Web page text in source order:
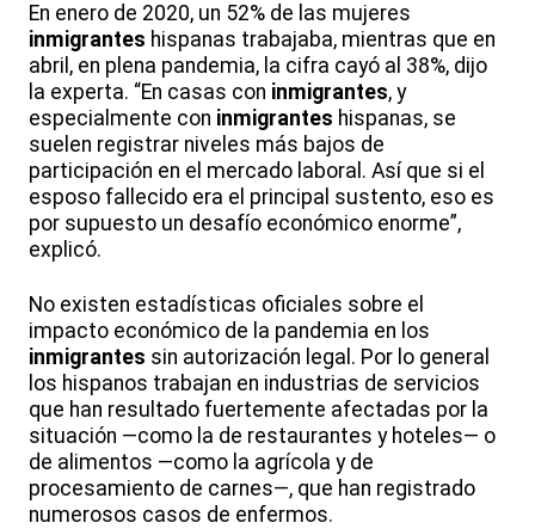
En enero de 2020, un 52% de las mujeres
inmigrantes hispanas trabajaba, mientras que en
abril, en plena pandemia, la cifra cayó al 38%, dijo
la experta. “En casas con inmigrantes, y
especialmente con inmigrantes hispanas, se
suelen registrar niveles más bajos de
participación en el mercado laboral. Así que si el
esposo fallecido era el principal sustento, eso es
por supuesto un desafío económico enorme”,
explicó.
No existen estadísticas oficiales sobre el
impacto económico de la pandemia en los
inmigrantes sin autorización legal. Por lo general
los hispanos trabajan en industrias de servicios
que han resultado fuertemente afectadas por la
situación —como la de restaurantes y hoteles— o
de alimentos —como la agrícola y de
procesamiento de carnes—, que han registrado
numerosos casos de enfermos.